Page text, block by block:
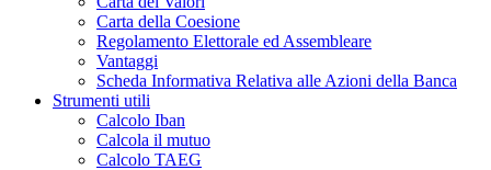
Carta della Coesione
Regolamento Elettorale ed Assembleare
Vantaggi
Scheda Informativa Relativa alle Azioni della Banca
Strumenti utili
Calcolo Iban
Calcola il mutuo
Calcolo TAEG